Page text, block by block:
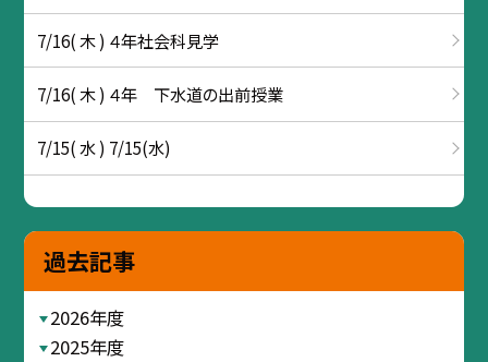
7/16( 木 ) ４年社会科見学
7/16( 木 ) ４年 下水道の出前授業
7/15( 水 ) 7/15(水)
過去記事
2026年度
2025年度